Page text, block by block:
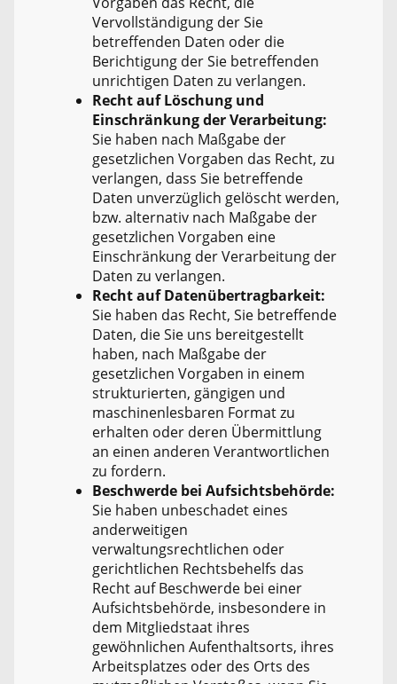
Vervollständigung der Sie
betreffenden Daten oder die
Berichtigung der Sie betreffenden
unrichtigen Daten zu verlangen.
Recht auf Löschung und
Einschränkung der Verarbeitung:
Sie haben nach Maßgabe der
gesetzlichen Vorgaben das Recht, zu
verlangen, dass Sie betreffende
Daten unverzüglich gelöscht werden,
bzw. alternativ nach Maßgabe der
gesetzlichen Vorgaben eine
Einschränkung der Verarbeitung der
Daten zu verlangen.
Recht auf Datenübertragbarkeit:
Sie haben das Recht, Sie betreffende
Daten, die Sie uns bereitgestellt
haben, nach Maßgabe der
gesetzlichen Vorgaben in einem
strukturierten, gängigen und
maschinenlesbaren Format zu
erhalten oder deren Übermittlung
an einen anderen Verantwortlichen
zu fordern.
Beschwerde bei Aufsichtsbehörde:
Sie haben unbeschadet eines
anderweitigen
verwaltungsrechtlichen oder
gerichtlichen Rechtsbehelfs das
Recht auf Beschwerde bei einer
Aufsichtsbehörde, insbesondere in
dem Mitgliedstaat ihres
gewöhnlichen Aufenthaltsorts, ihres
Arbeitsplatzes oder des Orts des